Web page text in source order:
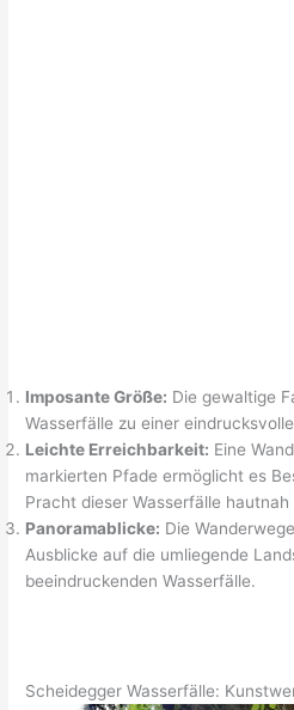
Imposante Größe: Die gewaltige
Wasserfälle zu einer
Leichte Erreichbarkeit: Eine
markierten Pfade ermöglicht es
Pracht dieser Wasserfälle hautnah
Panoramablicke: Die
Ausblicke auf die umliegende
beeindruckenden Wasserfälle.
Scheidegger Wasserfälle: